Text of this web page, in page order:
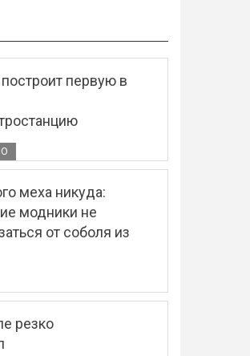
первую в
меха никуда:
модники не
от соболя из
резко